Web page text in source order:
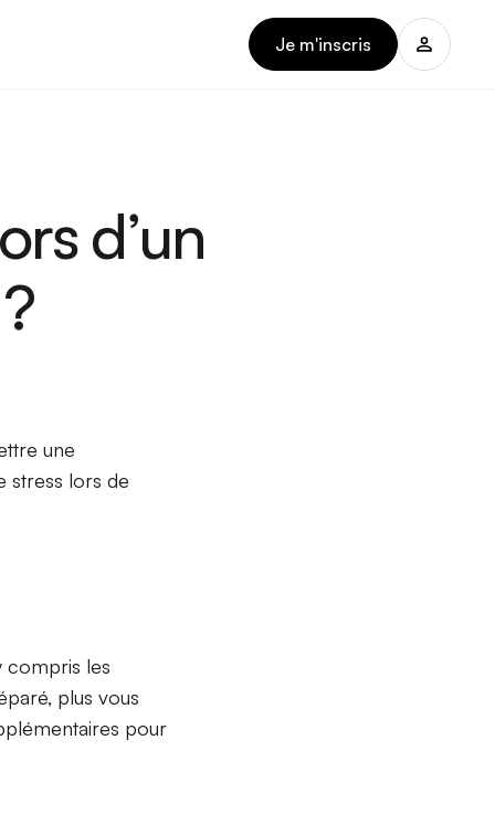
Je m'inscris
d’un
une
stress lors de
compris les
plus vous
pour